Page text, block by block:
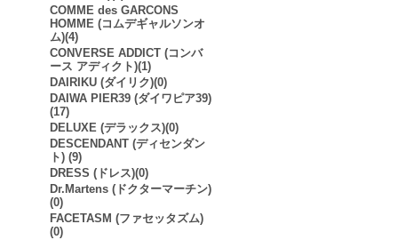
COMME des GARCONS
HOMME (コムデギャルソンオ
ム)(4)
CONVERSE ADDICT (コンバ
ース アディクト)(1)
DAIRIKU (ダイリク)(0)
DAIWA PIER39 (ダイワピア39)
(17)
DELUXE (デラックス)(0)
DESCENDANT (ディセンダン
ト) (9)
DRESS (ドレス)(0)
Dr.Martens (ドクターマーチン)
(0)
FACETASM (ファセッタズム)
(0)